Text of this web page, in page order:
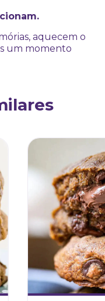
aquecem o
um momento